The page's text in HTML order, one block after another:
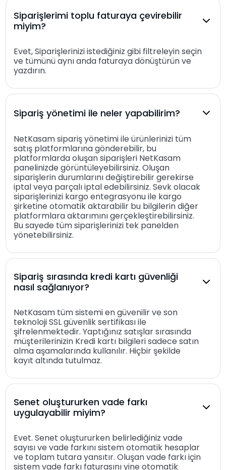
Siparişlerimi toplu faturaya çevirebilir
miyim?
Evet, Siparişlerinizi istediğiniz gibi filtreleyin seçin
ve tümünü aynı anda faturaya dönüştürün ve
yazdırın.
Sipariş yönetimi ile neler yapabilirim?
NetKasam sipariş yönetimi ile ürünlerinizi tüm
satış platformlarına gönderebilir, bu
platformlarda oluşan siparişleri NetKasam
panelinizde görüntüleyebilirsiniz. Oluşan
siparişlerin durumlarını değiştirebilir gerekirse
iptal veya parçalı iptal edebilirsiniz. Sevk olacak
siparişlerinizi kargo entegrasyonu ile kargo
şirketine otomatik aktarabilir bu bilgilerin diğer
platformlara aktarımını gerçekleştirebilirsiniz.
Bu sayede tüm siparişlerinizi tek panelden
yönetebilirsiniz.
Sipariş sırasında kredi kartı güvenliği
nasıl sağlanıyor?
NetKasam tüm sistemi en güvenilir ve son
teknoloji SSL güvenlik sertifikası ile
şifrelenmektedir. Yaptığınız satışlar sırasında
müşterilerinizin Kredi kartı bilgileri sadece satın
alma aşamalarında kullanılır. Hiçbir şekilde
kayıt altında tutulmaz.
Senet oluştururken vade farkı
uygulayabilir miyim?
Evet. Senet oluştururken belirlediğiniz vade
sayısı ve vade farkını sistem otomatik hesaplar
ve toplam tutara yansıtır. Oluşan vade farkı için
sistem vade farkı faturasını yine otomatik